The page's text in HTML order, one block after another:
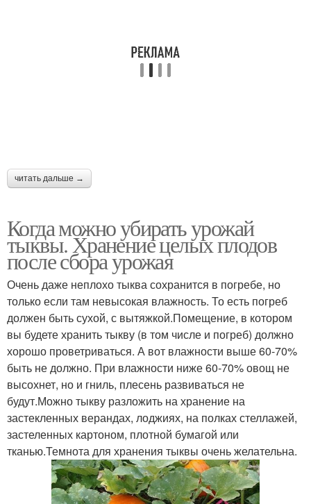
читать дальше →
Когда можно убирать урожай
тыквы. Хранение целых плодов
после сбора урожая
Очень даже неплохо тыква сохранится в погребе, но
только если там невысокая влажность. То есть погреб
должен быть сухой, с вытяжкой.Помещение, в котором
вы будете хранить тыкву (в том числе и погреб) должно
хорошо проветриваться. А вот влажности выше 60-70%
быть не должно. При влажности ниже 60-70% овощ не
высохнет, но и гниль, плесень развиваться не
будут.Можно тыкву разложить на хранение на
застекленных верандах, лоджиях, на полках стеллажей,
застеленных картоном, плотной бумагой или
тканью.Темнота для хранения тыквы очень желательна.